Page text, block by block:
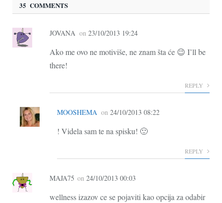
35 COMMENTS
JOVANA on 23/10/2013 19:24
Ako me ovo ne motiviše, ne znam šta će 😉 I’ll be
there!
REPLY
MOOSHEMA on 24/10/2013 08:22
! Videla sam te na spisku! 🙂
REPLY
MAJA75 on 24/10/2013 00:03
wellness izazov ce se pojaviti kao opcija za odabir